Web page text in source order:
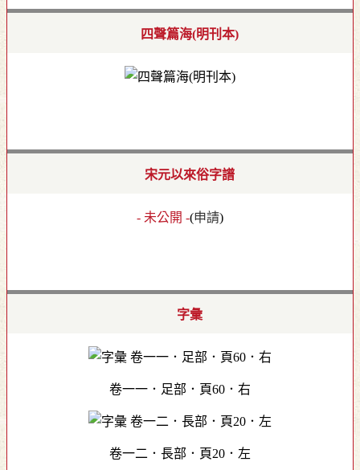
四聲篇海(明刊本)
宋元以來俗字譜
- 未公開 -(申請)
字彙
卷一一．足部．頁60．右
卷一二．長部．頁20．左